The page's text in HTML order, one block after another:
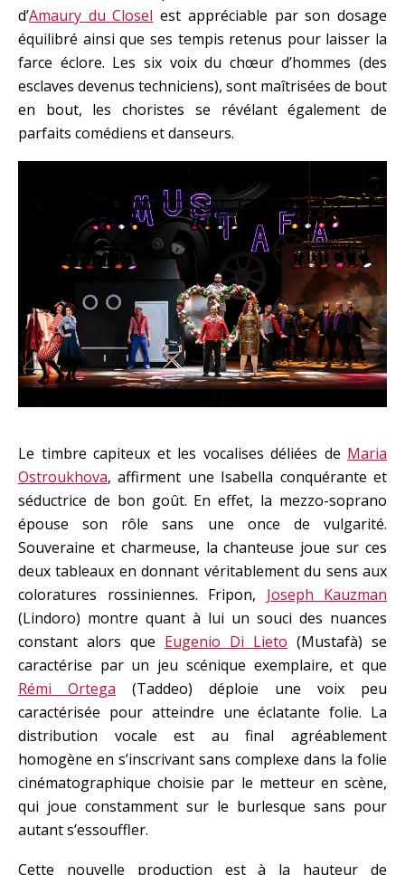
d’Amaury du Closel est appréciable par son dosage
équilibré ainsi que ses tempis retenus pour laisser la
farce éclore. Les six voix du chœur d’hommes (des
esclaves devenus techniciens), sont maîtrisées de bout
en bout, les choristes se révélant également de
parfaits comédiens et danseurs.
Le timbre capiteux et les vocalises déliées de Maria
Ostroukhova, affirment une Isabella conquérante et
séductrice de bon goût. En effet, la mezzo-soprano
épouse son rôle sans une once de vulgarité.
Souveraine et charmeuse, la chanteuse joue sur ces
deux tableaux en donnant véritablement du sens aux
coloratures rossiniennes. Fripon, Joseph Kauzman
(Lindoro) montre quant à lui un souci des nuances
constant alors que Eugenio Di Lieto (Mustafà) se
caractérise par un jeu scénique exemplaire, et que
Rémi Ortega (Taddeo) déploie une voix peu
caractérisée pour atteindre une éclatante folie. La
distribution vocale est au final agréablement
homogène en s’inscrivant sans complexe dans la folie
cinématographique choisie par le metteur en scène,
qui joue constamment sur le burlesque sans pour
autant s’essouffler.
Cette nouvelle production est à la hauteur de